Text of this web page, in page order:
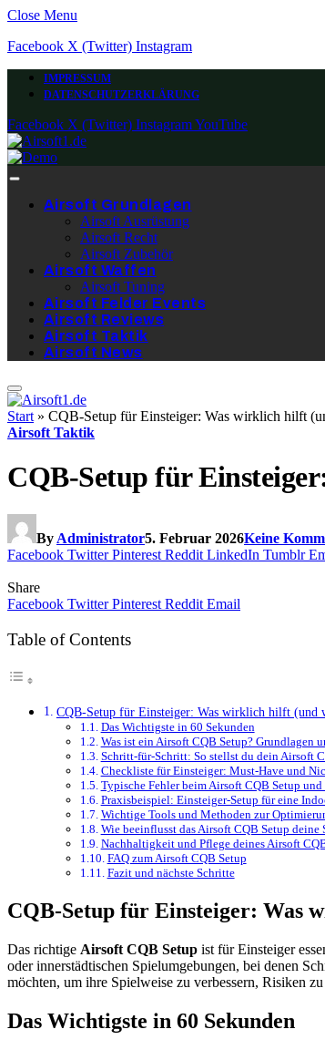
Close Menu
Facebook X (Twitter) Instagram
IMPRESSUM
DATENSCHUTZERKLÄRUNG
Facebook X (Twitter) InstagramYouTube
Airsoft Grundlagen
Airsoft Ausrüstung
Airsoft Recht
Airsoft Zubehör
Airsoft Waffen
Airsoft Tuning
Airsoft Felder Events
Airsoft Reviews
Airsoft Taktik
Airsoft News
Start » CQB-Setup für Einsteiger: Was wirklich hilft
Airsoft Taktik
CQB-Setup für
By Administrator5. Februar 2026Keine
Facebook Twitter Pinterest Reddit LinkedIn Tumblr
Share
Facebook Twitter Pinterest Reddit Email
Table of Contents
CQB-Setup für Einsteiger: Was wirklich hilft (und
Das Wichtigste in 60 Sekunden
Was ist ein Airsoft CQB Setup? Grundlagen
Schritt-für-Schritt: So stellst du dein Airsoft
Checkliste für Einsteiger: Must-Have und
Typische Fehler beim Airsoft CQB Setup
Praxisbeispiel: Einsteiger-Setup für eine
Wichtige Tools und Methoden zur
Wie beeinflusst das Airsoft CQB Setup deine
Nachhaltigkeit und Pflege deines Airsoft
FAQ zum Airsoft CQB Setup
Fazit und nächste Schritte
CQB-Setup für Einsteiger: Was
Das richtige Airsoft CQB Setup ist für Einsteiger
oder innerstädtischen Spielumgebungen, bei denen
möchten, um ihre Spielweise zu verbessern, Risiken
Das Wichtigste in 60 Sekunden